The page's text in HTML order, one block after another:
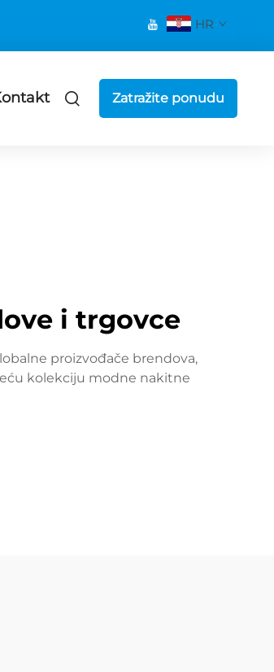
HR
Zatražite ponudu
i trgovce
proizvođače brendova,
kolekciju modne nakitne